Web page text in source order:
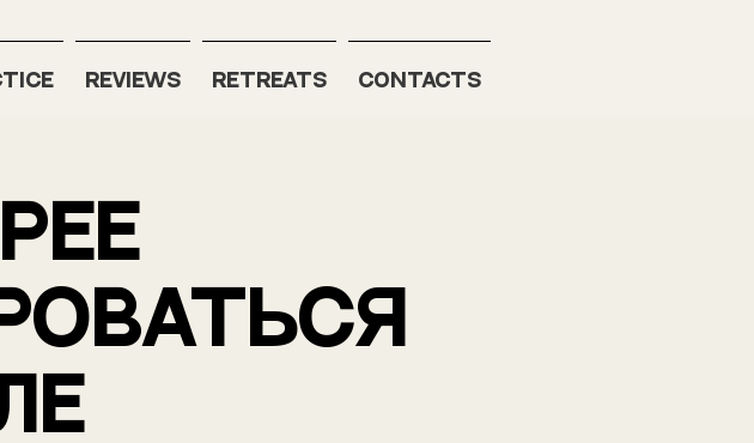
REVIEWS RETREATS Contacts